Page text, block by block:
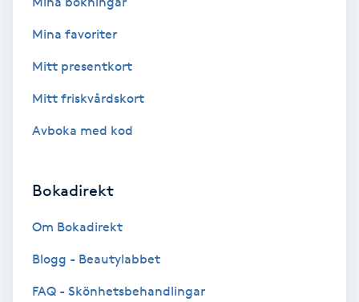
Brynformning
Celluliter
Mina favoriter
Mitt presentkort
Mitt friskvårdskort
Avboka med kod
Bokadirekt
Om Bokadirekt
Blogg - Beautylabbet
FAQ - Skönhetsbehandlingar